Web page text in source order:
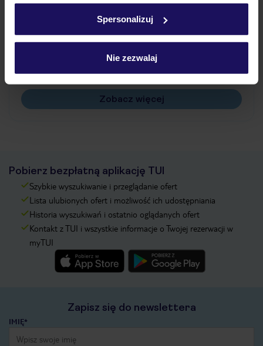
Spersonalizuj
Nie zezwalaj
Często zadawane pytania
Jak zmienić uczestników/osobę zgłaszającą?
Na jakiej podstawie i gdzie otrzymam karty
pokładowe/bilety lotnicze?
Zobacz więcej
Pobierz bezpłatną aplikację TUI
Szybkie wyszukiwanie i przeglądanie ofert
Lista ulubionych ofert i możliwość ich udostępniania
Historia wyszukiwań i ostatnio oglądanych ofert
Kontakt z TUI i wszystkie informacje o Twojej rezerwacji w
myTUI
Zapisz się do newslettera
IMIĘ*